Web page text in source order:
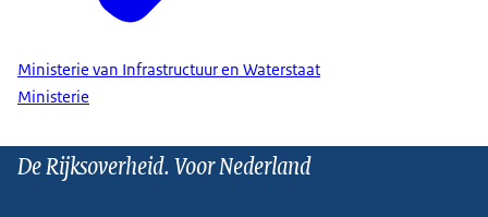
Ministerie van Infrastructuur en Waterstaat
Ministerie
De Rijksoverheid. Voor Nederland